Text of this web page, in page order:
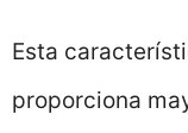
Esta
proporciona